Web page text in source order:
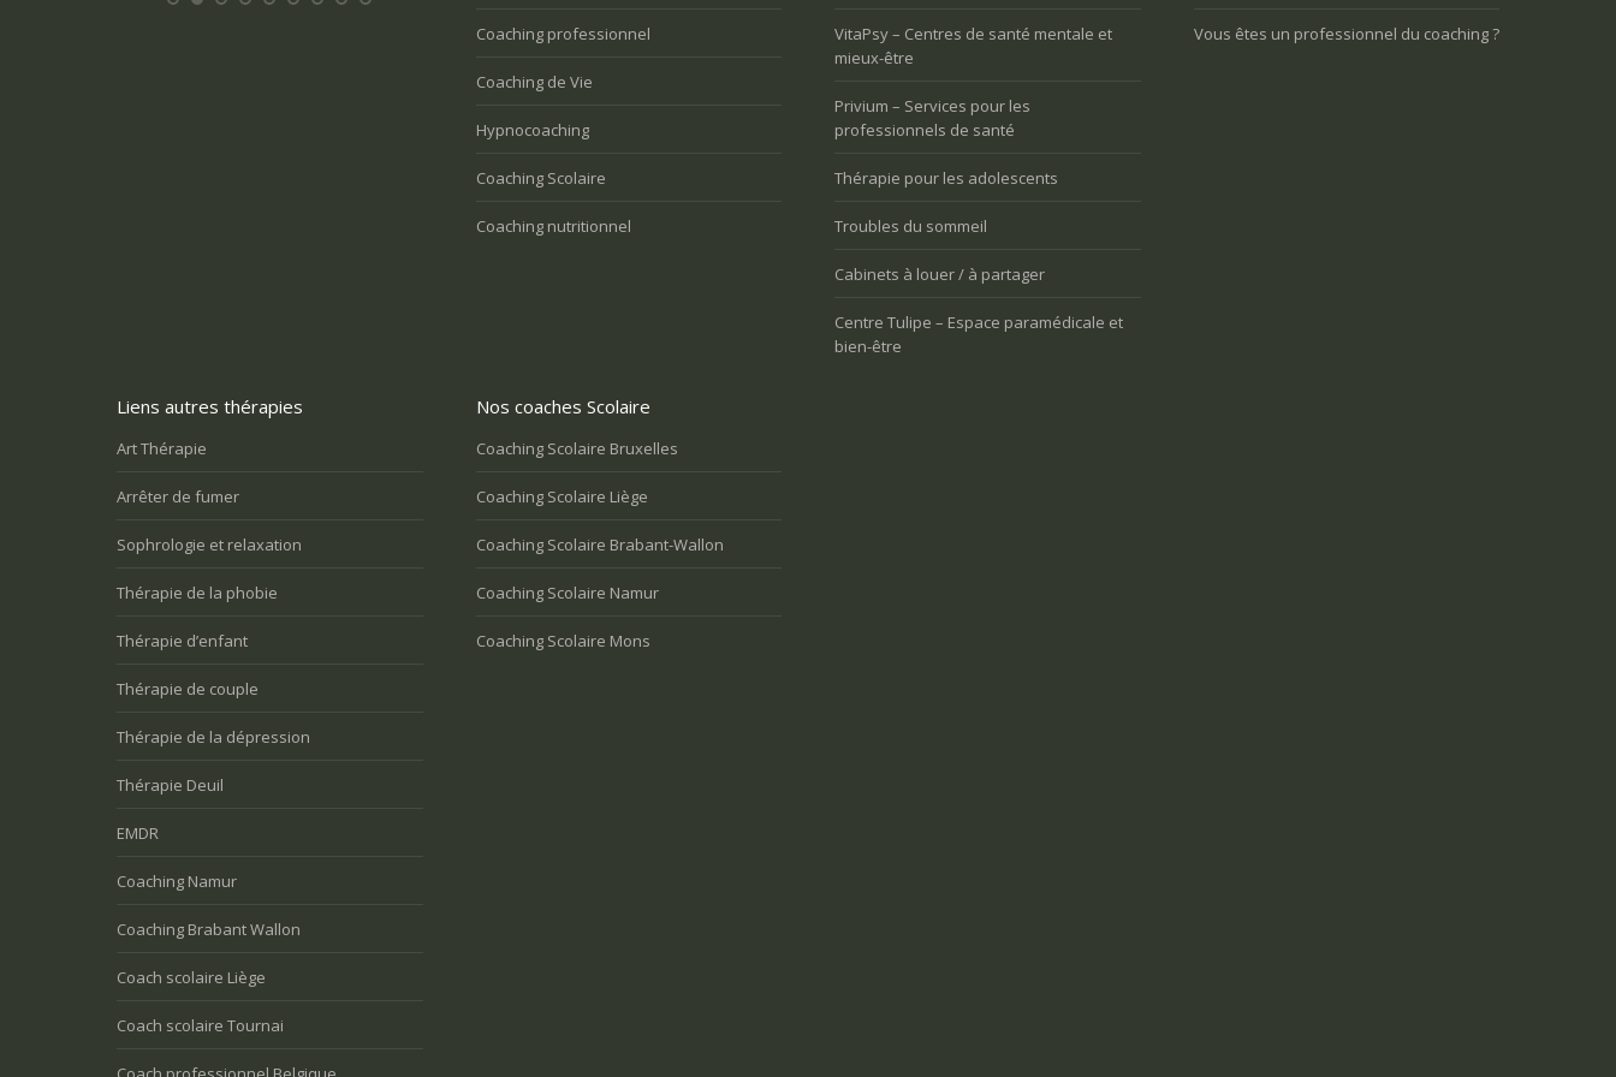
Coaching professionnel
Coaching de Vie
Hypnocoaching
Coaching Scolaire
Coaching nutritionnel
VitaPsy – Centres de santé mentale et
mieux-être
Privium – Services pour les
professionnels de santé
Thérapie pour les adolescents
Troubles du sommeil
Cabinets à louer / à partager
Centre Tulipe – Espace paramédicale et
bien-être
Vous êtes un professionnel du coaching ?
Liens autres thérapies
Art Thérapie
Arrêter de fumer
Sophrologie et relaxation
Thérapie de la phobie
Thérapie d’enfant
Thérapie de couple
Thérapie de la dépression
Thérapie Deuil
EMDR
Coaching Namur
Coaching Brabant Wallon
Coach scolaire Liège
Coach scolaire Tournai
Nos coaches Scolaire
Coaching Scolaire Bruxelles
Coaching Scolaire Liège
Coaching Scolaire Brabant-Wallon
Coaching Scolaire Namur
Coaching Scolaire Mons